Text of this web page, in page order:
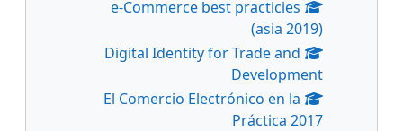
e-Commerce best practicies
(asia 2019)
Digital Identity for Trade and
Development
El Comercio Electrónico en la
Práctica 2017